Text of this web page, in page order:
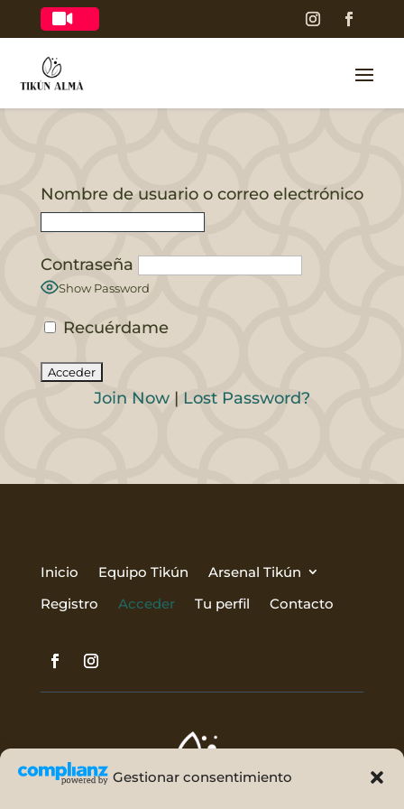
Gestionar consentimiento

Nombre de usuario o correo electrónico
Contraseña
Show Password
Recuérdame
Join Now| Lost Password?
Inicio Equipo Tikún
Arsenal Tikún
Registro
Acceder Tu perfil Contacto